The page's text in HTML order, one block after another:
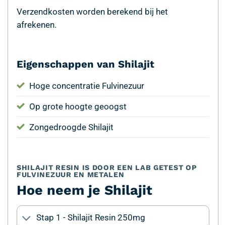
Verzendkosten worden berekend bij het
afrekenen.
Eigenschappen van Shilajit
Hoge concentratie Fulvinezuur
Op grote hoogte geoogst
Zongedroogde Shilajit
SHILAJIT RESIN IS DOOR EEN LAB GETEST OP
FULVINEZUUR EN METALEN
Hoe neem je Shilajit
Stap 1 - Shilajit Resin 250mg